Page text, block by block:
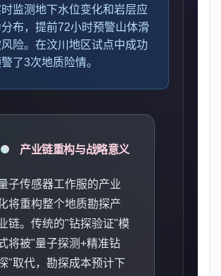
时监测地下水位变化和岩层应
分布，提前72小时预警山体滑
险。在汶川地区试点中成功
了3次地质险情。
产业链重构与战略意义
子传感器工作服的产业
将重构整个地质勘探产
链。传统的"钻探验证"模
将被"量子探测+精准钻
"取代，勘探成本预计下